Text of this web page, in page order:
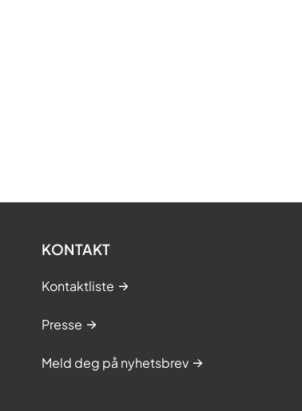
KONTAKT
Kontaktliste
Presse
Meld deg på nyhetsbrev